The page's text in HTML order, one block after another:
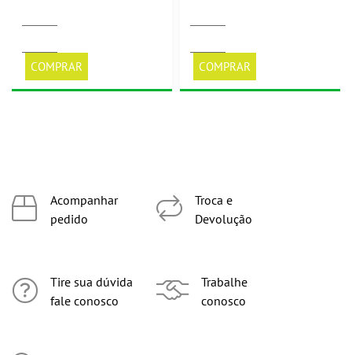
COMPRAR COMPRAR
Acompanhar
pedido
Tire sua dúvida
fale conosco
Troca e
Devolução
Trabalhe
conosco